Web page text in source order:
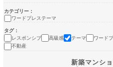
カテゴリー
ワードプレステーマ
タグ
レスポンシブ
高級感 テーマ ワード
不動産
新築マンシ